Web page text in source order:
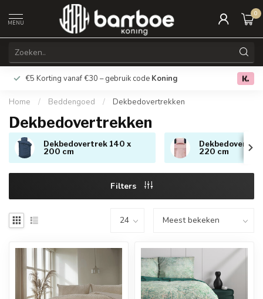
MENU
0
€5 Korting vanaf €30 – gebruik code Koning Gratis
Home / Beddengoed / Dekbedovertrekken
Dekbedovertrekken
Dekbedovertrek 140 x
200 cm
220 cm
Filters